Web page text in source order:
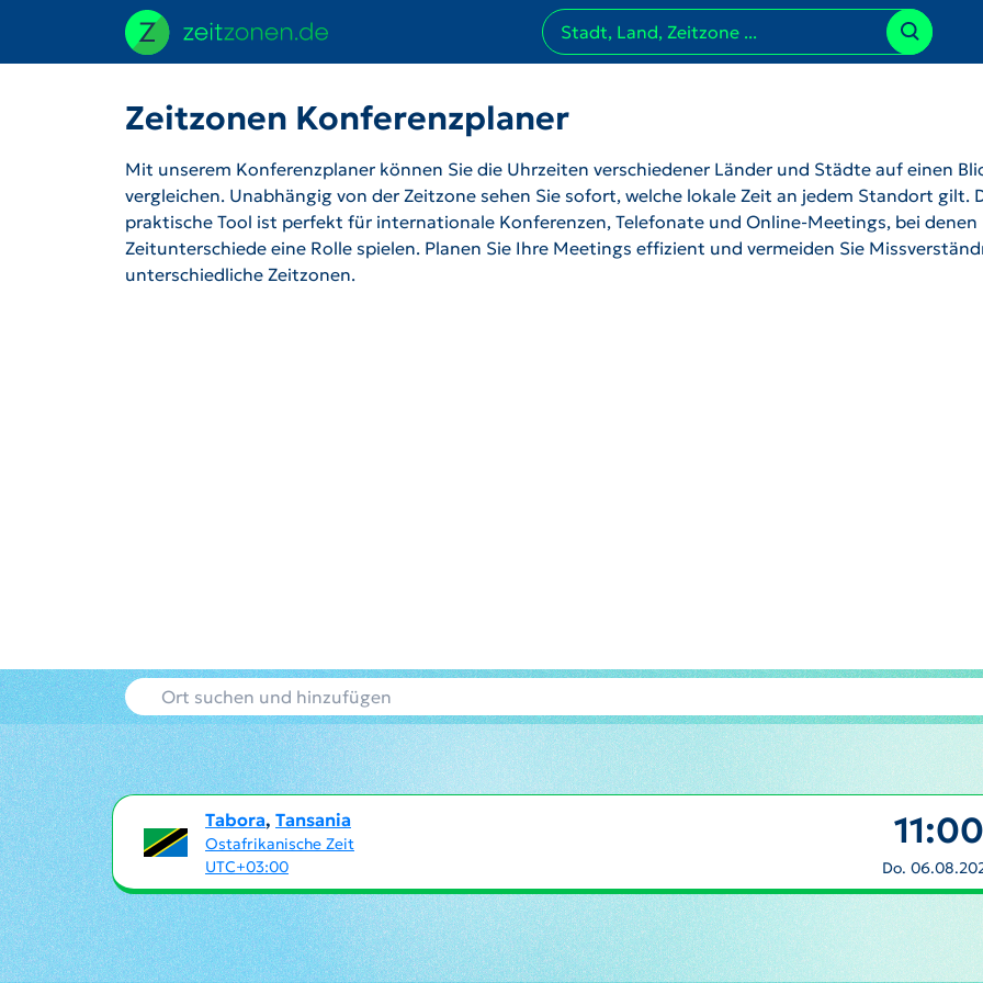
Zeitzonen Konferenzplaner
Mit unserem Konferenzplaner können Sie die Uhrzeiten verschiedener Länder und Städte auf einen
vergleichen. Unabhängig von der Zeitzone sehen Sie sofort, welche lokale Zeit an jedem Standort gilt.
praktische Tool ist perfekt für internationale Konferenzen, Telefonate und Online-Meetings, bei denen
Zeitunterschiede eine Rolle spielen. Planen Sie Ihre Meetings effizient und vermeiden Sie
unterschiedliche Zeitzonen.
Tabora, Tansania
Ostafrikanische Zeit
UTC+03:00
Do.